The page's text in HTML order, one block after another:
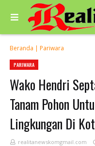
Beranda | Pariwara
PARIWARA
Wako Hendri
Tanam Pohon
Lingkungan Di
realitanewskomgmail.com